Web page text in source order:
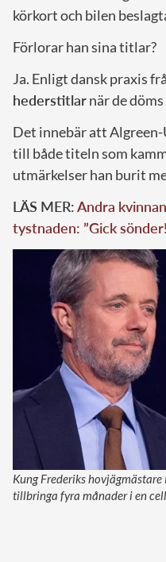
körkort och bilen
Förlorar han sina titlar?
Ja. Enligt dansk praxis
hederstitlarnär de
Det innebär att Algreen-
till både titeln som
utmärkelser han burit
LÄS MER:Andra
tystnaden: ”Gick
Kung Frederiks
tillbringa fyra månader i en